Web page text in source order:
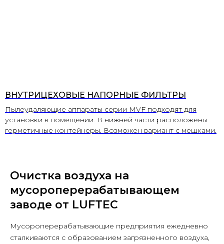
ВНУТРИЦЕХОВЫЕ НАПОРНЫЕ ФИЛЬТРЫ
Пылеудаляющие аппараты серии MVF подходят для
установки в помещении. В нижней части расположены
герметичные контейнеры. Возможен вариант с мешками.
Очистка воздуха на
мусороперерабатывающем
заводе от LUFTEC
Мусороперерабатывающие предприятия ежедневно
сталкиваются с образованием загрязненного воздуха,